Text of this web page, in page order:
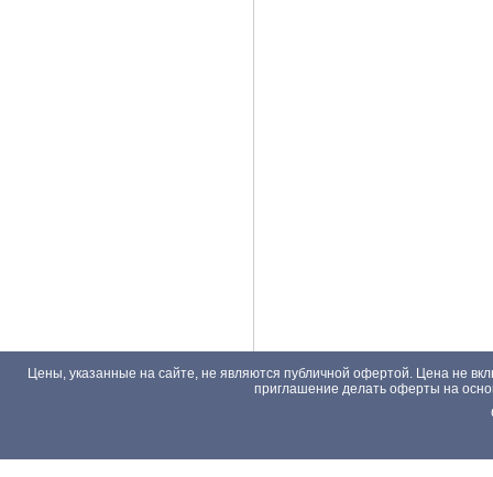
Цены, указанные на сайте, не являются публичной офертой. Цена не
приглашение делать оферты на